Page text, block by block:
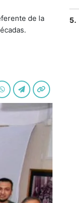
de la
5.